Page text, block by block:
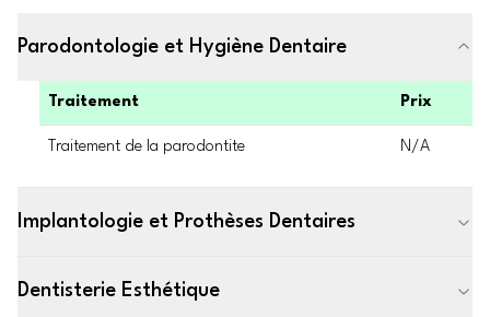
Parodontologie et Hygiène Dentaire
Traitement Prix
Traitement de la parodontite N/A
Implantologie et Prothèses Dentaires
Dentisterie Esthétique